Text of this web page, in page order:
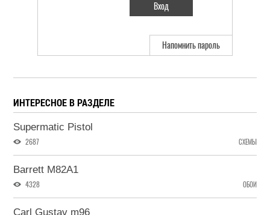
Напомнить пароль
ИНТЕРЕСНОЕ В РАЗДЕЛЕ
Supermatic Pistol
2687 СХЕМЫ
Barrett M82A1
4328 ОБОИ
Carl Gustav m96